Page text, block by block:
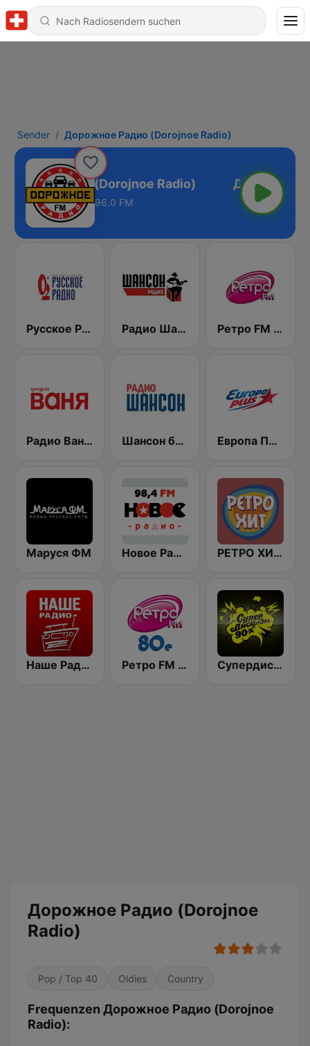
Sender Дорожное Радио (Dorojnoe Radio)
Радио (Dorojnoe Radio)
96.0 FM
Русское Радио Радио Шансон (Chanson) Ретро FM (Retro FM)
Радио Ваня (Radio Vanya) Шансон без цензуры (Shanson bez cenzury) Европа Плюс (Europa Plus)
Маруся ФМ Новое Радио (New Radio, Novoe Radio) РЕТРО ХИТ - Retro Hit
Наше Радио (Radio Nashe) Ретро FM 80e (Retro FM) Супердискотека 90х Радио Рекорд (Radio Record 90s Superdisco)
Дорожное Радио (Dorojnoe
Radio)
Pop / Top 40 Oldies Country
Frequenzen Дорожное Радио (Dorojnoe
Radio):